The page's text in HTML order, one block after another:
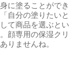
に塗ることができ
自分の塗りたいと
て商品を選ぶとい
顔専用の保湿クリ
りませんね。